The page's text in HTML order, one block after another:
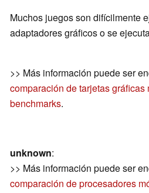
Muchos juegos son difícilmente
adaptadores gráficos o se
>> Más información puede ser
comparación de tarjetas gráficas
benchmarks.
unknown:
>> Más información puede ser
comparación de procesadores